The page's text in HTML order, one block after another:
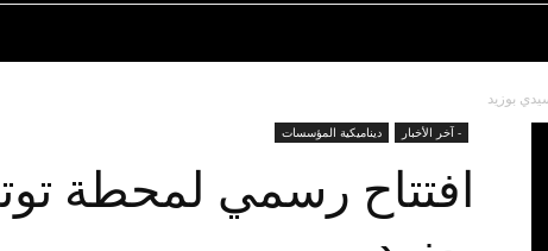
بوزيد
- آخر الأخبار ديناميكية المؤسسات
افتتاح رسمي لمحطة